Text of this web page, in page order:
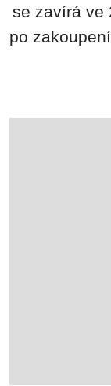
se zavírá ve
po